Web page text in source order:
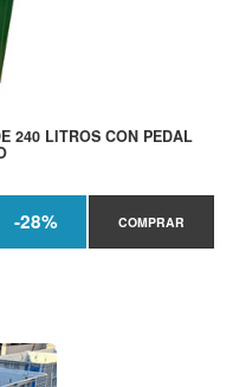
240 LITROS CON PEDAL
-28% COMPRAR